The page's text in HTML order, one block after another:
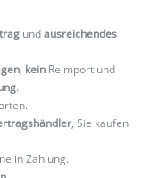
undausreichendes
, kein Reimport und
.
, Sie kaufen
in Zahlung.